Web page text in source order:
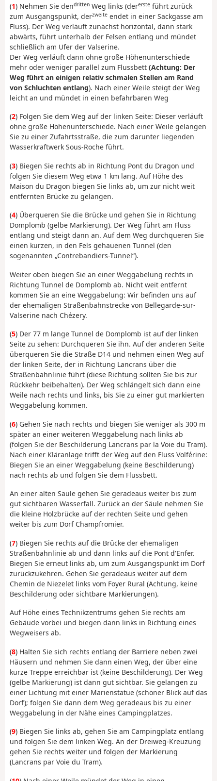
(1) Nehmen Sie dendritten Weg links (dererste führt zurück
zum Ausgangspunkt, derzweite endet in einer Sackgasse am
Fluss). Der Weg verläuft zunächst horizontal, dann stark
abwärts, führt unterhalb der Felsen entlang und mündet
schließlich am Ufer der Valserine.
Der Weg verläuft dann ohne große Höhenunterschiede
mehr oder weniger parallel zum Flussbett (Achtung: Der
Weg führt an einigen relativ schmalen Stellen am Rand
von Schluchten entlang). Nach einer Weile steigt der Weg
leicht an und mündet in einen befahrbaren Weg
(2) Folgen Sie dem Weg auf der linken Seite: Dieser verläuft
ohne große Höhenunterschiede. Nach einer Weile gelangen
Sie zu einer Zufahrtsstraße, die zum darunter liegenden
Wasserkraftwerk Sous-Roche führt.
(3) Biegen Sie rechts ab in Richtung Pont du Dragon und
folgen Sie diesem Weg etwa 1 km lang. Auf Höhe des
Maison du Dragon biegen Sie links ab, um zur nicht weit
entfernten Brücke zu gelangen.
(4) Überqueren Sie die Brücke und gehen Sie in Richtung
Domplomb (gelbe Markierung). Der Weg führt am Fluss
entlang und steigt dann an. Auf dem Weg durchqueren Sie
einen kurzen, in den Fels gehauenen Tunnel (den
sogenannten „Contrebandiers-Tunnel“).
Weiter oben biegen Sie an einer Weggabelung rechts in
Richtung Tunnel de Domplomb ab. Nicht weit entfernt
kommen Sie an eine Weggabelung: Wir befinden uns auf
der ehemaligen Straßenbahnstrecke von Bellegarde-sur-
Valserine nach Chézery.
(5) Der 77 m lange Tunnel de Domplomb ist auf der linken
Seite zu sehen: Durchqueren Sie ihn. Auf der anderen Seite
überqueren Sie die Straße D14 und nehmen einen Weg auf
der linken Seite, der in Richtung Lancrans über die
Straßenbahnlinie führt (diese Richtung sollten Sie bis zur
Rückkehr beibehalten). Der Weg schlängelt sich dann eine
Weile nach rechts und links, bis Sie zu einer gut markierten
Weggabelung kommen.
(6) Gehen Sie nach rechts und biegen Sie weniger als 300 m
später an einer weiteren Weggabelung nach links ab
(folgen Sie der Beschilderung Lancrans par la Voie du Tram).
Nach einer Kläranlage trifft der Weg auf den Fluss Volférine:
Biegen Sie an einer Weggabelung (keine Beschilderung)
nach rechts ab und folgen Sie dem Flussbett.
An einer alten Säule gehen Sie geradeaus weiter bis zum
gut sichtbaren Wasserfall. Zurück an der Säule nehmen Sie
die kleine Holzbrücke auf der rechten Seite und gehen
weiter bis zum Dorf Champfromier.
(7) Biegen Sie rechts auf die Brücke der ehemaligen
Straßenbahnlinie ab und dann links auf die Pont d'Enfer.
Biegen Sie erneut links ab, um zum Ausgangspunkt im Dorf
zurückzukehren. Gehen Sie geradeaus weiter auf dem
Chemin de Niezelet links vom Foyer Rural (Achtung, keine
Beschilderung oder sichtbare Markierungen).
Auf Höhe eines Technikzentrums gehen Sie rechts am
Gebäude vorbei und biegen dann links in Richtung eines
Wegweisers ab.
(8) Halten Sie sich rechts entlang der Barriere neben zwei
Häusern und nehmen Sie dann einen Weg, der über eine
kurze Treppe erreichbar ist (keine Beschilderung). Der Weg
(gelbe Markierung) ist dann gut sichtbar. Sie gelangen zu
einer Lichtung mit einer Marienstatue (schöner Blick auf das
Dorf); folgen Sie dann dem Weg geradeaus bis zu einer
Weggabelung in der Nähe eines Campingplatzes.
(9) Biegen Sie links ab, gehen Sie am Campingplatz entlang
und folgen Sie dem linken Weg. An der Dreiweg-Kreuzung
gehen Sie rechts weiter und folgen der Markierung
(Lancrans par Voie du Tram).